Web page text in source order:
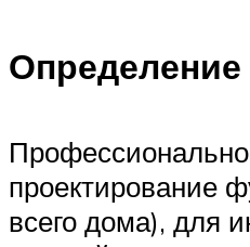
проектирование
всего дома), для